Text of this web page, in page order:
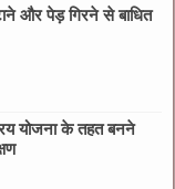
और पेड़ गिरने से बाधित
योजना के तहत बनने